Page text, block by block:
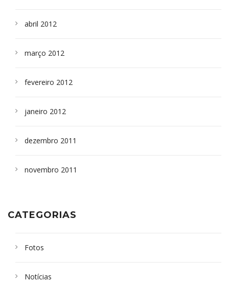
abril 2012
março 2012
fevereiro 2012
janeiro 2012
dezembro 2011
novembro 2011
CATEGORIAS
Fotos
Notícias